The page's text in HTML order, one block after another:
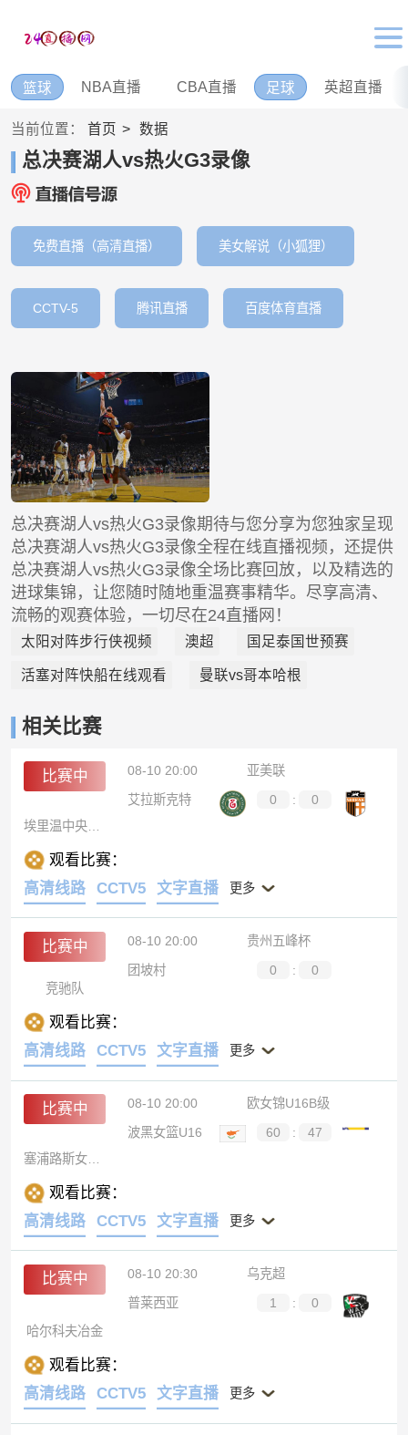
篮球 NBA直播 CBA直播 足球 英超直播
当前位置： 首页 数据
总决赛湖人vs热火G3录像
免费直播（高清直播） 美女解说（小狐狸）
CCTV-5 腾讯直播 百度体育直播
总决赛湖人vs热火G3录像期待与您分享为您独家呈现
总决赛湖人vs热火G3录像全程在线直播视频，还提供
总决赛湖人vs热火G3录像全场比赛回放，以及精选的
进球集锦，让您随时随地重温赛事精华。尽享高清、
流畅的观赛体验，一切尽在24直播网！
太阳对阵步行侠视频 澳超 国足泰国世预赛
活塞对阵快船在线观看 曼联vs哥本哈根
相关比赛
比赛中 08-10 20:00
亚美联
艾拉斯克特
0 :
0
观看比赛：
高清线路
CCTV5 文字直播 更多
比赛中 08-10 20:00
贵州五峰杯
团坡村
0 :
0
竞驰队
观看比赛：
高清线路
CCTV5 文字直播 更多
比赛中 08-10 20:00
欧女锦U16B级
波黑女篮U16
60 :
47
观看比赛：
高清线路
CCTV5 文字直播 更多
比赛中 08-10 20:30
乌克超
普莱西亚
1 :
0
哈尔科夫冶金
观看比赛：
高清线路
CCTV5 文字直播 更多